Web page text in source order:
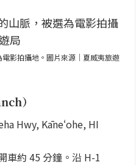
影拍攝地。圖片來源｜夏威夷旅遊
）
Hwy, Kāneʻohe, HI
車約 45 分鐘。沿 H-1